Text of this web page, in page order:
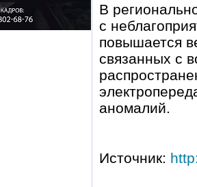
В
с
повышается
связанных с
аномалий.
Источник: